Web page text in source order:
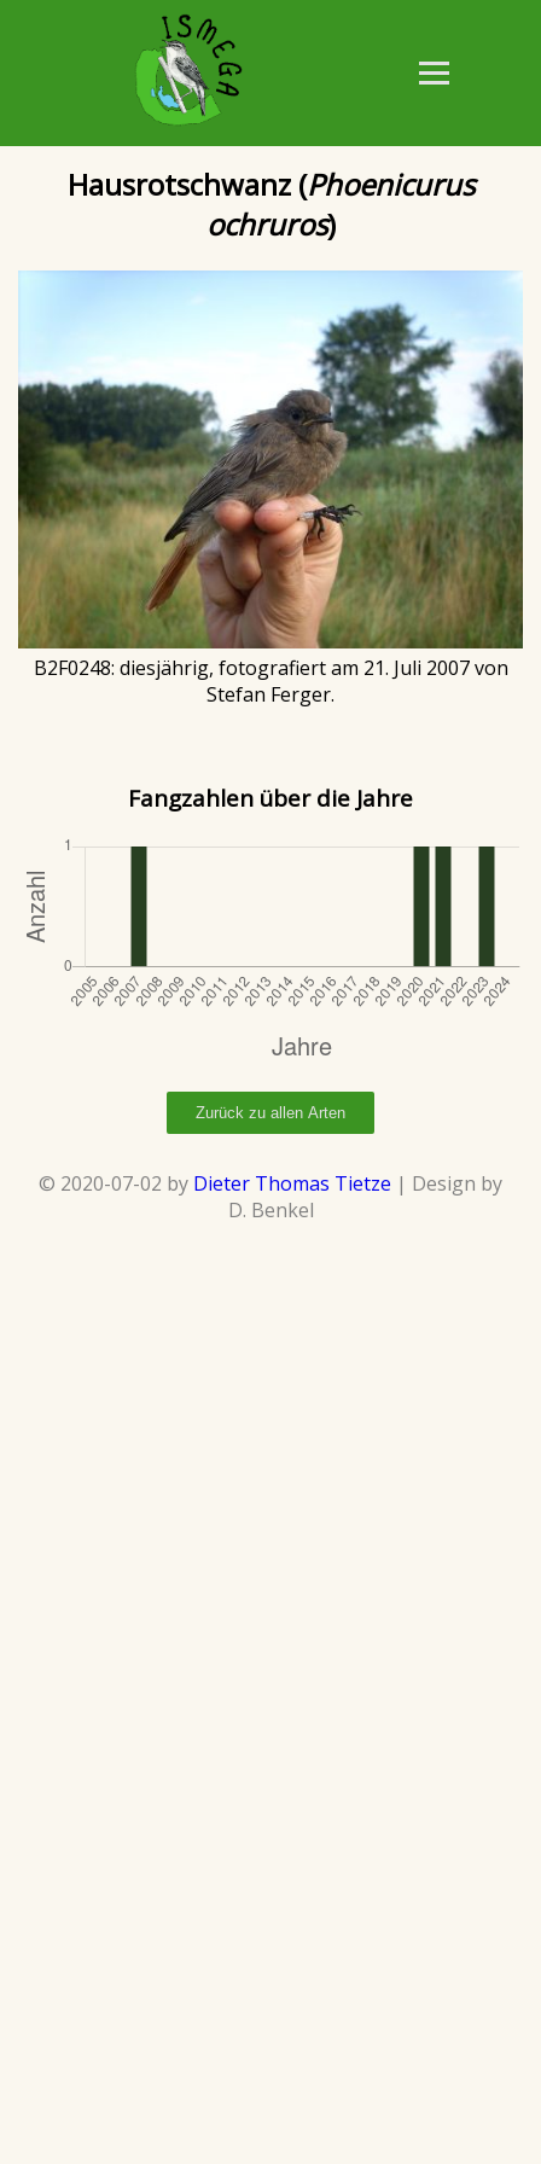
Hausrotschwanz (Phoenicurus
ochruros)
B2F0248: diesjährig, fotografiert am 21. Juli 2007 von
Stefan Ferger.
Fangzahlen über die Jahre
Zurück zu allen Arten
© 2020-07-02 by Dieter Thomas Tietze | Design by
D. Benkel